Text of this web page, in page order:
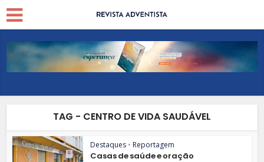
TAG - CENTRO DE VIDA SAUDÁVEL
Destaques • Reportagem
Casas de saúde e oração